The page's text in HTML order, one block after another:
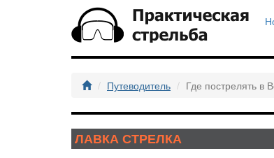
Путеводитель Где пострелять в
ЛАВКА СТРЕЛКА